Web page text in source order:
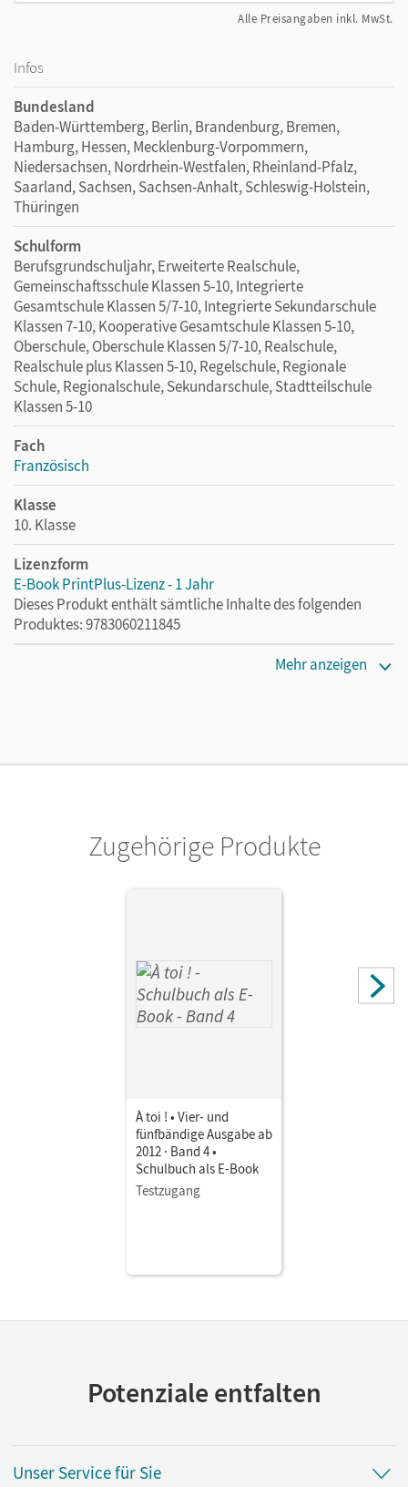
Alle Preisangaben inkl. MwSt.
Infos
Bundesland
Baden-Württemberg, Berlin, Brandenburg, Bremen,
Hamburg, Hessen, Mecklenburg-Vorpommern,
Niedersachsen, Nordrhein-Westfalen, Rheinland-Pfalz,
Saarland, Sachsen, Sachsen-Anhalt, Schleswig-Holstein,
Thüringen
Schulform
Berufsgrundschuljahr, Erweiterte Realschule,
Gemeinschaftsschule Klassen 5-10, Integrierte
Gesamtschule Klassen 5/7-10, Integrierte Sekundarschule
Klassen 7-10, Kooperative Gesamtschule Klassen 5-10,
Oberschule, Oberschule Klassen 5/7-10, Realschule,
Realschule plus Klassen 5-10, Regelschule, Regionale
Schule, Regionalschule, Sekundarschule, Stadtteilschule
Klassen 5-10
Fach
Französisch
Klasse
10. Klasse
Lizenzform
E-Book PrintPlus-Lizenz - 1 Jahr
Dieses Produkt enthält sämtliche Inhalte des folgenden
Produktes: 9783060211845
ein Jahr lang ergänzend zum Print-Titel nutzen möchten.
Cornelsen Verlag
Mehr anzeigen
Zugehörige Produkte
À toi ! • Vier- und
fünfbändige Ausgabe ab
2012 · Band 4 •
Schulbuch als E-Book
Testzugang
Potenziale entfalten
Unser Service für Sie